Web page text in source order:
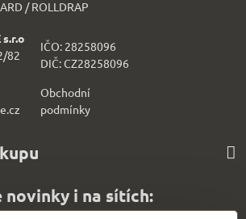
/ ROLLDRAP
s.r.o
82
IČO: 28258096
DIČ: CZ28258096
Obchodní
podmínky
novinky i na sítích: